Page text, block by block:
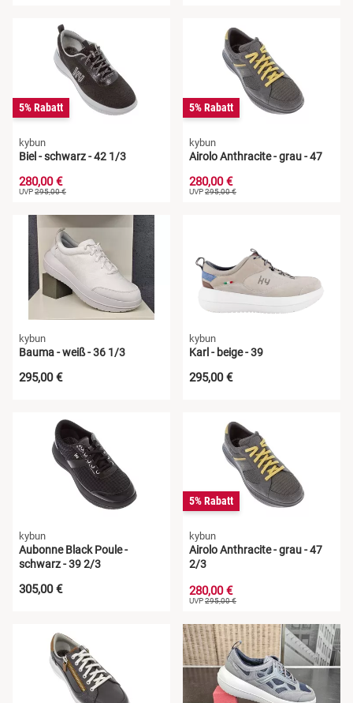
5% Rabatt
kybun
Biel - schwarz - 42 1/3
280,00 €
UVP295,00 €
5% Rabatt
kybun
Airolo Anthracite - grau - 47
280,00 €
UVP295,00 €
kybun
Bauma - weiß - 36 1/3
295,00 €
kybun
Karl - beige - 39
295,00 €
kybun
Aubonne Black Poule -
schwarz - 39 2/3
305,00 €
5% Rabatt
kybun
Airolo Anthracite - grau - 47
2/3
280,00 €
UVP295,00 €